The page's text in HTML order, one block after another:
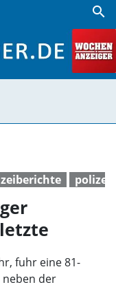
search
polizei
fuhr eine 81-
neben der